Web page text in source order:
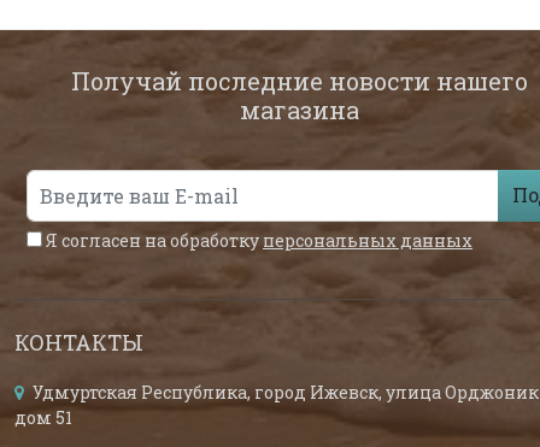
Получай последние новости нашего
магазина
Я согласен на обработку персональных данных
КОНТАКТЫ
Удмуртская Республика, город Ижевск, улица
дом 51